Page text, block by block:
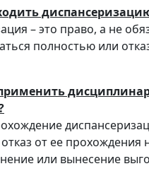
– это право, а не
полностью или
от ее прохождения
или вынесение